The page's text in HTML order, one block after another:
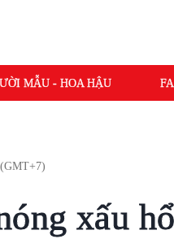
MẪU - HOA HẬU
xấu